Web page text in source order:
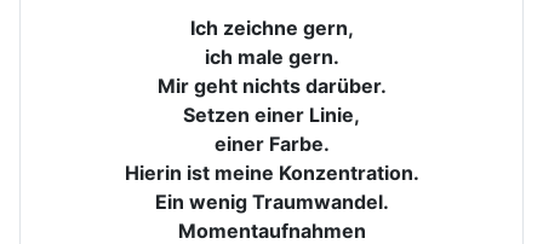
Ich zeichne gern,
ich male gern.
Mir geht nichts darüber.
Setzen einer Linie,
einer Farbe.
Hierin ist meine Konzentration.
Ein wenig Traumwandel.
Momentaufnahmen